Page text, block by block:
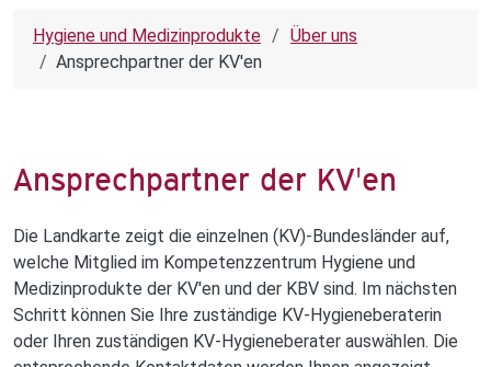
Hygiene und Medizinprodukte
Über uns
Ansprechpartner der KV'en
Ansprechpartner der KV'en
Die Landkarte zeigt die einzelnen (KV)-Bundesländer auf,
welche Mitglied im Kompetenzzentrum Hygiene und
Medizinprodukte der KV'en und der KBV sind. Im nächsten
Schritt können Sie Ihre zuständige KV-Hygieneberaterin
oder Ihren zuständigen KV-Hygieneberater auswählen. Die